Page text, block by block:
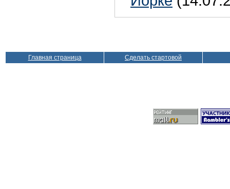
Главная страница Сделать стартовой